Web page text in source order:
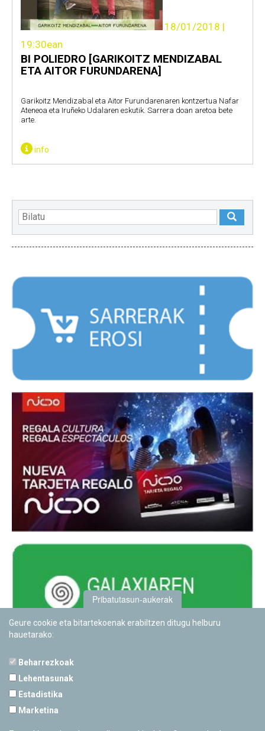
18/01/2018 |
19:30ean
BI POLIEDRO [GARIKOITZ MENDIZABAL
ETA AITOR FURUNDARENA]
Garikoitz Mendizabal eta Aitor Furundarenaren kontzertua Nafar
Ateneoa eta Iruñeko Udalaren eskutik. Sarrera doan aretoa bete
arte.
info
Pribatutasun-aukerak
Geure cookie eta bitartekoenak erabiltzen ditugu helburu
hauetarako:
Beharrezkoak
Lehentasunak
Estadistika
Marketina